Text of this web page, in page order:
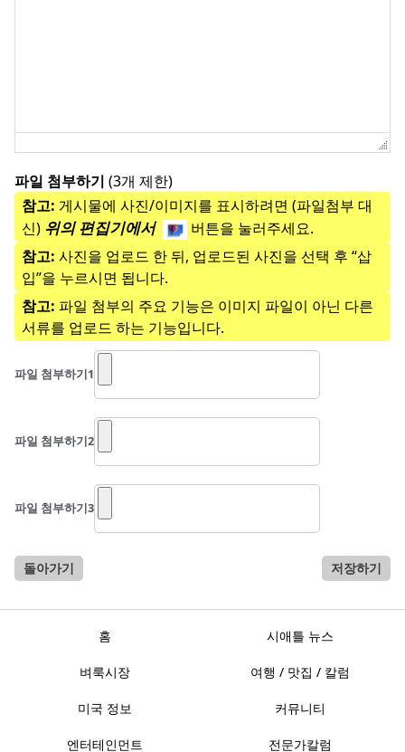
파일 첨부하기 (3개 제한)
참고: 게시물에 사진/이미지를 표시하려면 (파일첨부 대
신) 위의 편집기에서
버튼을 눌러주세요.
참고: 사진을 업로드 한 뒤, 업로드된 사진을 선택 후 “삽
입”을 누르시면 됩니다.
참고: 파일 첨부의 주요 기능은 이미지 파일이 아닌 다른
서류를 업로드 하는 기능입니다.
파일 첨부하기1
파일 첨부하기2
파일 첨부하기3
돌아가기 저장하기
홈 시애틀 뉴스
벼룩시장 여행 / 맛집 / 칼럼
미국 정보 커뮤니티
엔터테인먼트 전문가칼럼